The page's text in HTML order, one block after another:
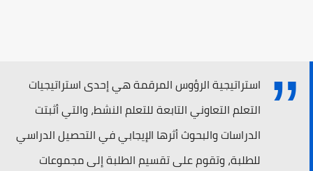
استراتيجية الرؤوس المرقمة هي إحدى استراتيجيات
التعلم التعاوني التابعة للتعلم النشط، والتي أثبتت
الدراسات والبحوث أثرها الإيجابي في التحصيل الدراسي
للطلبة، وتقوم على تقسيم الطلبة إلى مجموعات